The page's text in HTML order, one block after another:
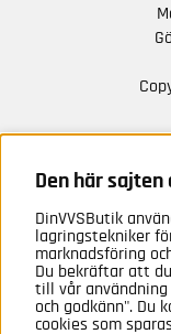
Den här
DinVVSButik
lagringstekniker
marknadsföring
Du bekräftar att
till vår användning
och godkänn". Du
cookies som